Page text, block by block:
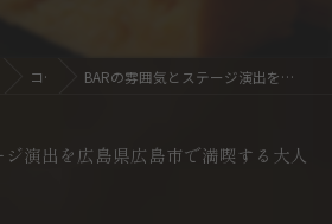
コラム BARの雰囲気とステージ演出を広島県広島市で満喫する大人の夜の過ごし方
演出を広島県広島市で満喫する大人